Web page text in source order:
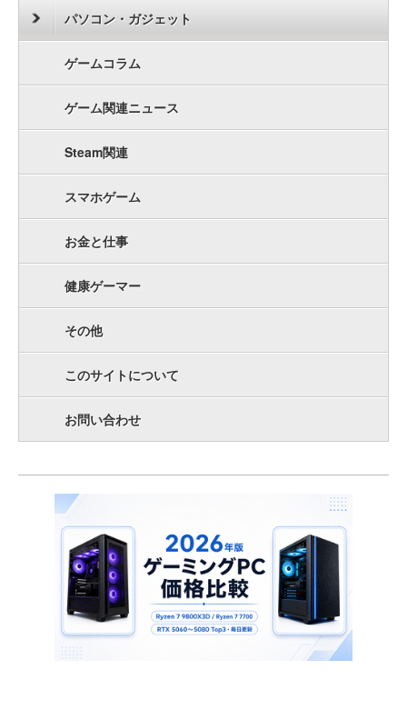
パソコン・ガジェット
ゲームコラム
ゲーム関連ニュース
Steam関連
スマホゲーム
お金と仕事
健康ゲーマー
その他
このサイトについて
お問い合わせ